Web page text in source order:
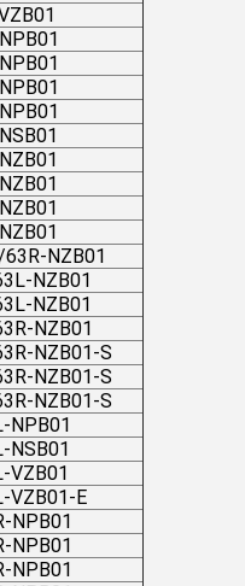
NZB01
NZB01
NZB01
NZB01
NZB01-S
NZB01-S
NZB01-S
NPB01
NSB01
VZB01
VZB01-E
NPB01
NPB01
NPB01